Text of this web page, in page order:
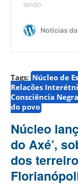
Tags: Núcleo de
Relações
Consciência Negra
do povo
Núcleo
do Axé’,
dos